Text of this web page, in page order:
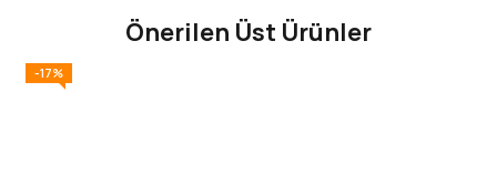
Önerilen Üst Ürünler
-17%